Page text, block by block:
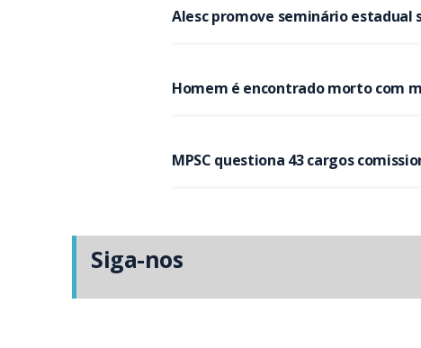
Alesc promove seminário estadual
Homem é encontrado morto com
MPSC questiona 43 cargos
Siga-nos